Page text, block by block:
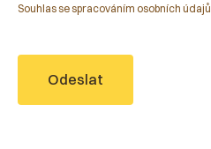
Souhlas se spracováním osobních údajů
Odeslat